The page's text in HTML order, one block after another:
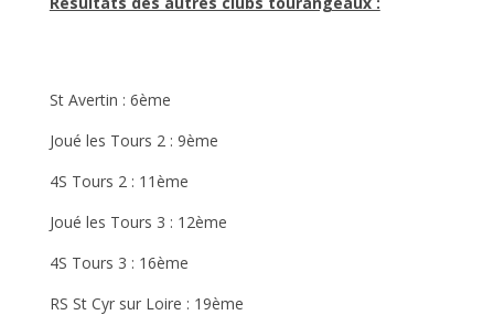
St Avertin : 6ème
Joué les Tours 2 : 9ème
4S Tours 2 : 11ème
Joué les Tours 3 : 12ème
4S Tours 3 : 16ème
RS St Cyr sur Loire : 19ème